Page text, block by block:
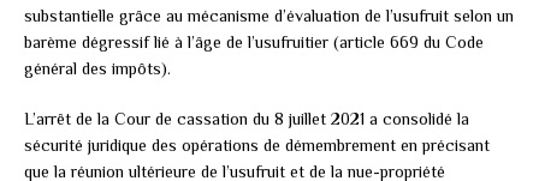
substantielle grâce au mécanisme d’évaluation de l’usufruit selon un
barème dégressif lié à l’âge de l’usufruitier (article 669 du Code
général des impôts).
L’arrêt de la Cour de cassation du 8 juillet 2021 a consolidé la
sécurité juridique des opérations de démembrement en précisant
que la réunion ultérieure de l’usufruit et de la nue-propriété